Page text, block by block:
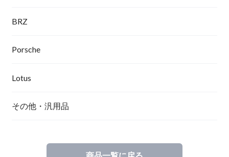
BRZ
Porsche
Lotus
その他・汎用品